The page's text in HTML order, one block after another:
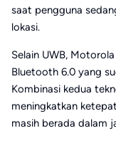
saat pengguna
lokasi.
Selain UWB,
Bluetooth 6.0 yang
Kombinasi kedua
meningkatkan
masih berada dalam